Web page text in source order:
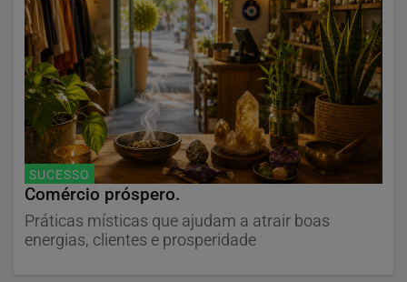
SUCESSO
Comércio próspero.
Práticas místicas que ajudam a atrair boas
energias, clientes e prosperidade